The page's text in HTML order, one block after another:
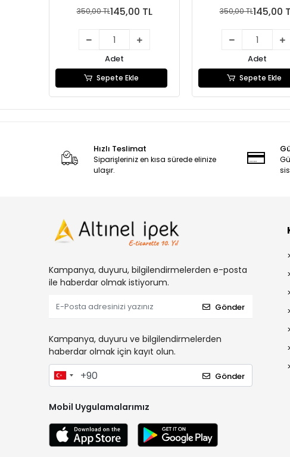
350,00 TL145,00 TL
Adet
Sepete Ekle
350,00 TL145,00
Adet
Sepete Ekle
Hızlı Teslimat
Siparişleriniz en kısa sürede elinize
ulaşır.
Kampanya, duyuru, bilgilendirmelerden e-posta
ile haberdar olmak istiyorum.
Gönder
Kampanya, duyuru ve bilgilendirmelerden
haberdar olmak için kayıt olun.
Gönder
Mobil Uygulamalarımız